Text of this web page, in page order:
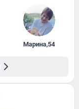
Марина,54